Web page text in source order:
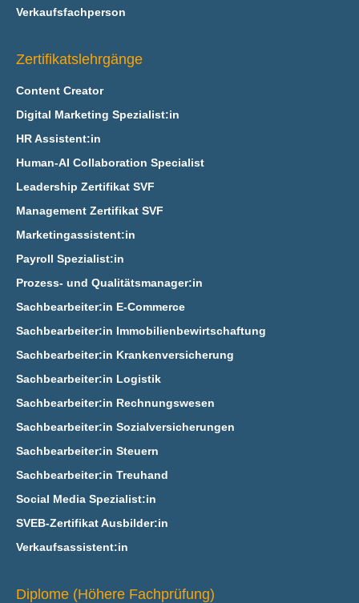
Verkaufsfachperson
Zertifikatslehrgänge
Content Creator
Digital Marketing Spezialist:in
HR Assistent:in
Human-AI Collaboration Specialist
Leadership Zertifikat SVF
Management Zertifikat SVF
Marketingassistent:in
Payroll Spezialist:in
Prozess- und Qualitätsmanager:in
Sachbearbeiter:in E‑Commerce
Sachbearbeiter:in Immobilienbewirtschaftung
Sachbearbeiter:in Krankenversicherung
Sachbearbeiter:in Logistik
Sachbearbeiter:in Rechnungswesen
Sachbearbeiter:in Sozialversicherungen
Sachbearbeiter:in Steuern
Sachbearbeiter:in Treuhand
Social Media Spezialist:in
SVEB-Zertifikat Ausbilder:in
Verkaufsassistent:in
Diplome (Höhere Fachprüfung)